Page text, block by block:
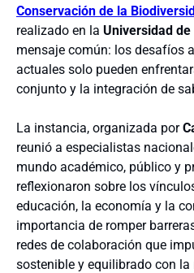
Conservación de la
realizado en la Universidad de
mensaje común: los desafíos
actuales solo pueden
conjunto y la integración de
La instancia, organizada por
reunió a especialistas
mundo académico, público y
reflexionaron sobre los
educación, la economía y la
importancia de romper
redes de colaboración que
sostenible y equilibrado con la